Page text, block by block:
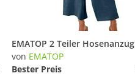
von EMATOP
Bester Preis